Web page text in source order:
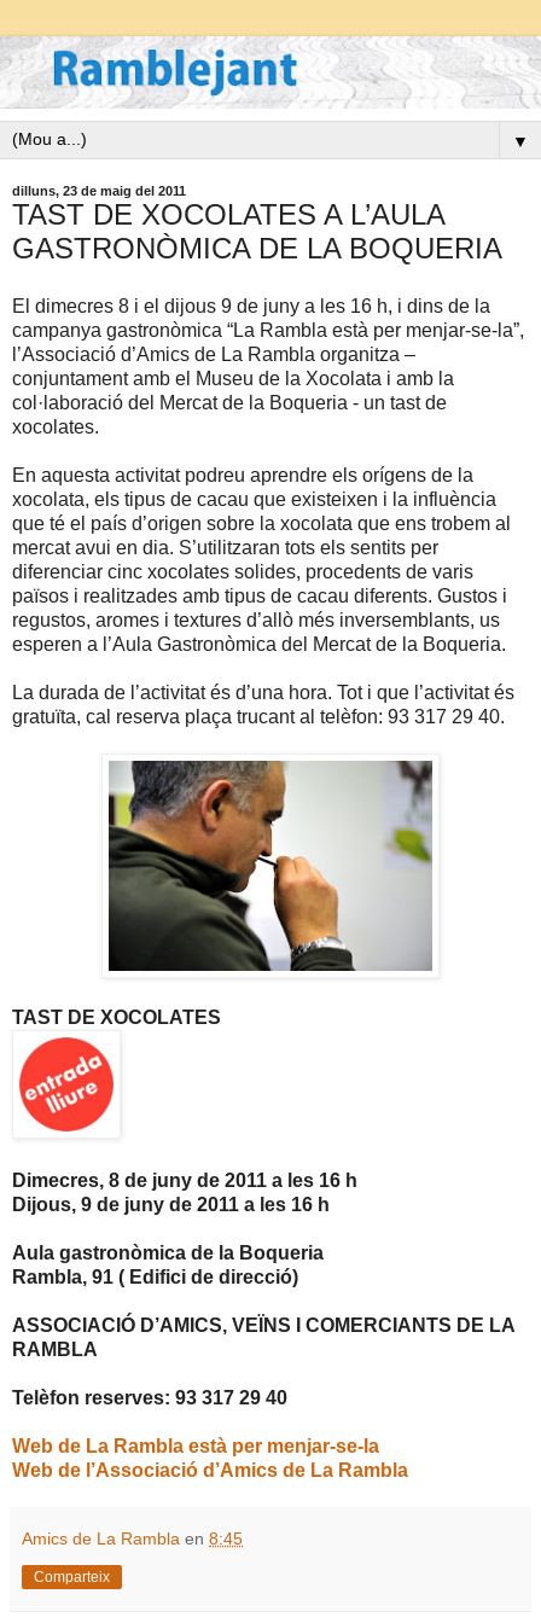
▼
dilluns, 23 de maig del 2011
TAST DE XOCOLATES A L’AULA
GASTRONÒMICA DE LA BOQUERIA
El dimecres 8 i el dijous 9 de juny a les 16 h, i dins de la
campanya gastronòmica “La Rambla està per menjar-se-la”,
l’Associació d’Amics de La Rambla organitza –
conjuntament amb el Museu de la Xocolata i amb la
col·laboració del Mercat de la Boqueria - un tast de
xocolates.
En aquesta activitat podreu aprendre els orígens de la
xocolata, els tipus de cacau que existeixen i la influència
que té el país d’origen sobre la xocolata que ens trobem al
mercat avui en dia. S’utilitzaran tots els sentits per
diferenciar cinc xocolates solides, procedents de varis
països i realitzades amb tipus de cacau diferents. Gustos i
regustos, aromes i textures d’allò més inversemblants, us
esperen a l’Aula Gastronòmica del Mercat de la Boqueria.
La durada de l’activitat és d’una hora. Tot i que l’activitat és
gratuïta, cal reserva plaça trucant al telèfon: 93 317 29 40.
TAST DE XOCOLATES
Dimecres, 8 de juny de 2011 a les 16 h
Dijous, 9 de juny de 2011 a les 16 h
Aula gastronòmica de la Boqueria
Rambla, 91 ( Edifici de direcció)
ASSOCIACIÓ D’AMICS, VEÏNS I COMERCIANTS DE LA
RAMBLA
Telèfon reserves: 93 317 29 40
Web de La Rambla està per menjar-se-la
Web de l’Associació d’Amics de La Rambla
Amics de La Rambla en 8:45
Comparteix